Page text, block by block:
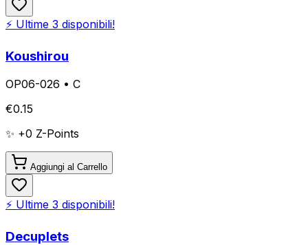
⚡ Ultime 3 disponibili!
Koushirou
OP06-026 • C
€0.15
✨ +0 Z-Points
Aggiungi al Carrello
⚡ Ultime 3 disponibili!
Decuplets